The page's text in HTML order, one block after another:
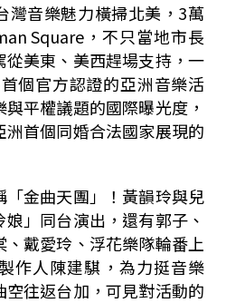
灣音樂魅力橫掃北美，3萬
Square，不只當地市長
美東、美西趕場支持，一
個官方認證的亞洲音樂活
平權議題的國際曝光度，
首個同婚合法國家展現的
金曲天團」！黃韻玲與兒
」同台演出，還有郭子、
戴愛玲、浮花樂隊輪番上
作人陳建騏，為力挺音樂
往返台加，可見對活動的